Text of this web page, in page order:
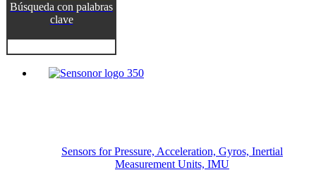
Búsqueda con palabras
clave
Sensors for Pressure, Acceleration, Gyros, Inertial
Measurement Units, IMU